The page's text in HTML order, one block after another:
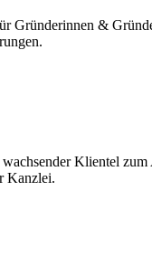
Gründerinnen &
Klientel zum
Kanzlei.